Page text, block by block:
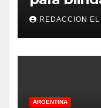
de La
REDACCION
ARGENTINA